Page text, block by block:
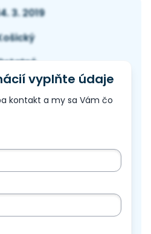
3. 2019
vyplňte údaje
kontakt a my sa Vám čo